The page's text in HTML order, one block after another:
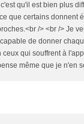
qu'il est bien plus
que certains donnent
/> <br /> Je
de donner
ceux qui souffrent à
même que je n'en